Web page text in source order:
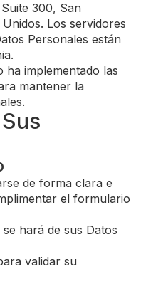
300, San
Los servidores
Personales están
ha implementado las
mantener la
de forma clara e
el formulario
hará de sus Datos
validar su